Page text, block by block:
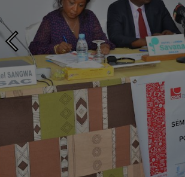
Organised by CISAC with support from OIF, the
partners WIPO and IFRRO to Senegal.
Photo ©: Ousmane Seck